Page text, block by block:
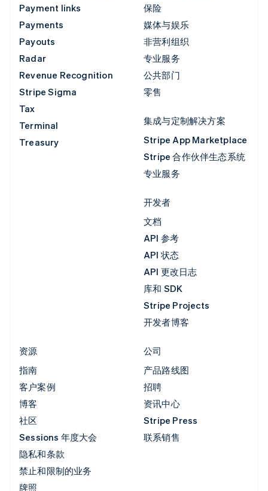
Payment links
Payments
Payouts
Radar
Revenue Recognition
Stripe Sigma
Tax
Terminal
Treasury
保险
媒体与娱乐
非营利组织
专业服务
公共部门
零售
集成与定制解决方案
Stripe App Marketplace
Stripe 合作伙伴生态系统
专业服务
开发者
文档
API 参考
API 状态
API 更改日志
库和 SDK
Stripe Projects
开发者博客
资源
指南
客户案例
博客
社区
Sessions 年度大会
隐私和条款
禁止和限制的业务
牌照
公司
产品路线图
招聘
资讯中心
Stripe Press
联系销售